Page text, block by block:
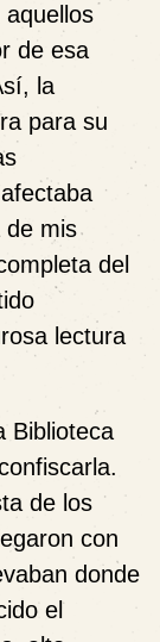
aquellos
de esa
la
para su
de mis
del
lectura
Biblioteca
de los
con
donde
el